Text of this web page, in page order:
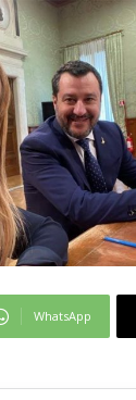
WhatsApp